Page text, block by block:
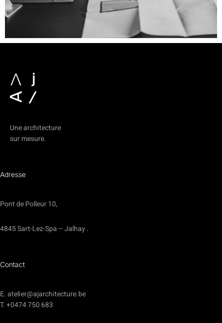
Une architecture
sur mesure.
Adresse
Pont de Polleur 10,
4845 Sart-Lez-Spa – Jalhay .
Contact
E. atelier@ajarchitecture.be
T. +0474 750 683